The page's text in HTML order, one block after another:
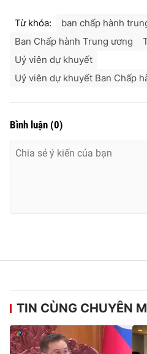
Từ khóa:
ban chấp hành
Ban Chấp hành Trung ương
Uỷ viên dự khuyết
Uỷ viên dự khuyết Ban Chấp
Bình luận (0)
TIN CÙNG CHUYÊN